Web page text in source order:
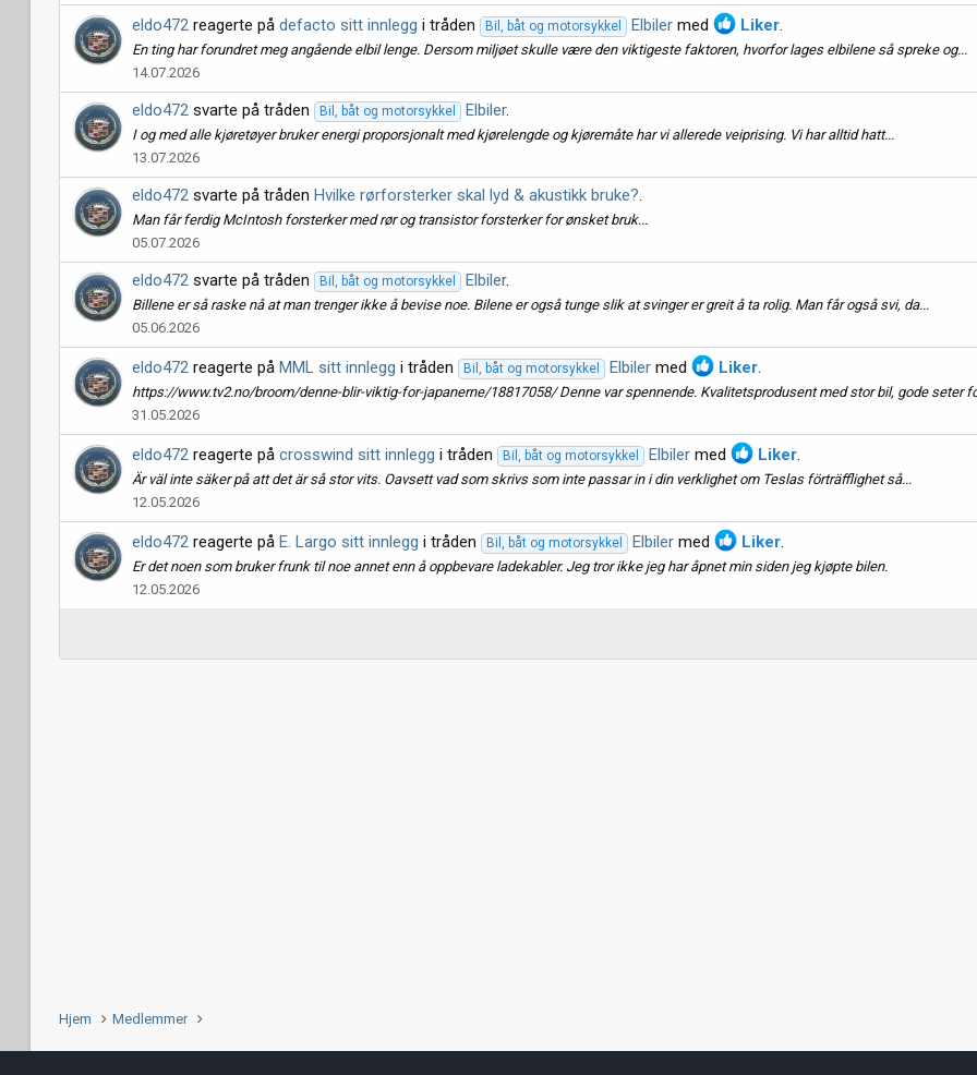
eldo472 reagerte på defacto sitt innlegg i tråden Bil, båt og motorsykkel Elbiler med Liker.
En ting har forundret meg angående elbil lenge. Dersom miljøet skulle være den viktigeste faktoren, hvorfor lages elbilene så spreke og...
14.07.2026
eldo472 svarte på tråden Bil, båt og motorsykkel Elbiler.
I og med alle kjøretøyer bruker energi proporsjonalt med kjørelengde og kjøremåte har vi allerede veiprising. Vi har alltid hatt...
13.07.2026
eldo472 svarte på tråden Hvilke rørforsterker skal lyd & akustikk bruke?.
Man får ferdig McIntosh forsterker med rør og transistor forsterker for ønsket bruk...
05.07.2026
eldo472 svarte på tråden Bil, båt og motorsykkel Elbiler.
Billene er så raske nå at man trenger ikke å bevise noe. Bilene er også tunge slik at svinger er greit å ta rolig. Man får også svi, da...
05.06.2026
eldo472 reagerte på MML sitt innlegg i tråden Bil, båt og motorsykkel Elbiler med Liker.
https://www.tv2.no/broom/denne-blir-viktig-for-japanerne/18817058/ Denne var spennende. Kvalitetsprodusent med stor bil, gode seter
31.05.2026
eldo472 reagerte på crosswind sitt innlegg i tråden Bil, båt og motorsykkel Elbiler med Liker.
Är väl inte säker på att det är så stor vits. Oavsett vad som skrivs som inte passar in i din verklighet om Teslas förträfflighet så...
12.05.2026
eldo472 reagerte på E. Largo sitt innlegg i tråden Bil, båt og motorsykkel Elbiler med Liker.
Er det noen som bruker frunk til noe annet enn å oppbevare ladekabler. Jeg tror ikke jeg har åpnet min siden jeg kjøpte bilen.
12.05.2026
Hjem Medlemmer